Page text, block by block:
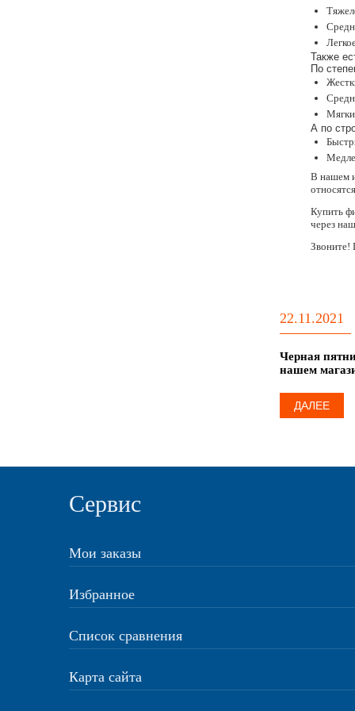
Также
По
А по
В нашем
Купить
через
Звоните!
22.11.2021
Черная
нашем
ДАЛЕЕ
Сервис
Мои заказы
Избранное
Список сравнения
Карта сайта